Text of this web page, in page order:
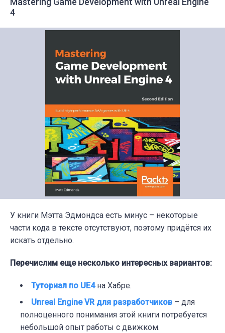
4
У книги Мэтта Эдмондса есть минус – некоторые
части кода в тексте отсутствуют, поэтому придётся их
искать отдельно.
Перечислим еще несколько интересных вариантов:
Туториал по UE4на Хабре.
Unreal Engine VR для разработчиков – для
полноценного понимания этой книги потребуется
небольшой опыт работы с движком.